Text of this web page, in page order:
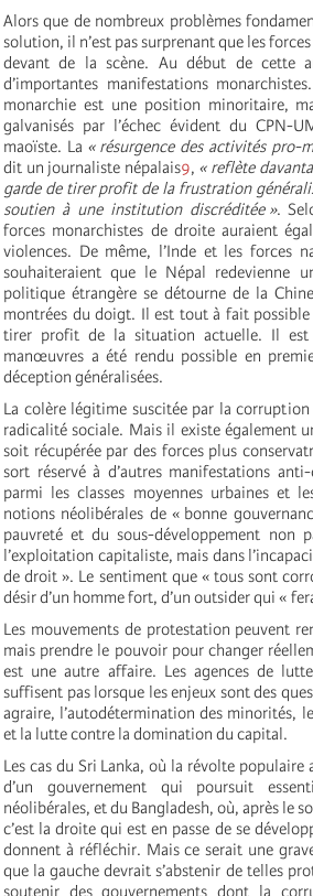
Alors que de nombreux problèmes
solution, il n’est pas surprenant que les
devant de la scène. Au début de cette
d’importantes manifestations
monarchie est une position minoritaire,
galvanisés par l’échec évident du CPN-
maoïste. La « résurgence des activités pro-
dit un journaliste népalais9, « reflète
garde de tirer profit de la frustration
soutien à une institution discréditée ».
forces monarchistes de droite auraient
violences. De même, l’Inde et les forces
souhaiteraient que le Népal redevienne
politique étrangère se détourne de la
montrées du doigt. Il est tout à fait
tirer profit de la situation actuelle. Il
manœuvres a été rendu possible en
déception généralisées.
La colère légitime suscitée par la
radicalité sociale. Mais il existe également
soit récupérée par des forces plus
sort réservé à d’autres manifestations
parmi les classes moyennes urbaines et
notions néolibérales de « bonne
pauvreté et du sous-développement non
l’exploitation capitaliste, mais dans
de droit ». Le sentiment que « tous sont
désir d’un homme fort, d’un outsider qui «
Les mouvements de protestation peuvent
mais prendre le pouvoir pour changer
est une autre affaire. Les agences de
suffisent pas lorsque les enjeux sont des
agraire, l’autodétermination des minorités,
et la lutte contre la domination du capital.
Les cas du Sri Lanka, où la révolte populaire
d’un gouvernement qui poursuit
néolibérales, et du Bangladesh, où, après le
c’est la droite qui est en passe de se
donnent à réfléchir. Mais ce serait une
que la gauche devrait s’abstenir de telles
soutenir des gouvernements dont la